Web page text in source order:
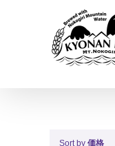
Sort by 価格